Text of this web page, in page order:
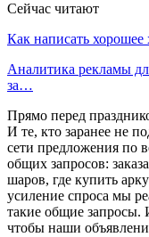
Сейчас читают
Как написать
Аналитика рекламы
за…
Прямо перед
И те, кто заранее не
сети предложения по
общих запросов:
шаров, где купить
усиление спроса мы
такие общие запросы.
чтобы наши